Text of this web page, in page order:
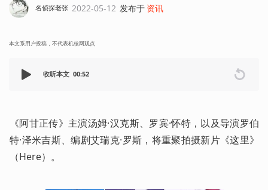
名侦探老张 2022-05-12 发布于 资讯
本文系用户投稿，不代表机核网观点
收听本文 00:52
《阿甘正传》主演汤姆·汉克斯、罗宾·怀特，以及导演罗伯
特·泽米吉斯、编剧艾瑞克·罗斯，将重聚拍摄新片《这里》
（Here）。